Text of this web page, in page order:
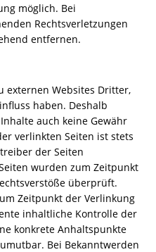
möglich. Bei
Rechtsverletzungen
entfernen.
externen Websites Dritter,
haben. Deshalb
auch keine Gewähr
verlinkten Seiten ist stets
der Seiten
wurden zum Zeitpunkt
überprüft.
Zeitpunkt der Verlinkung
inhaltliche Kontrolle der
konkrete Anhaltspunkte
Bei Bekanntwerden